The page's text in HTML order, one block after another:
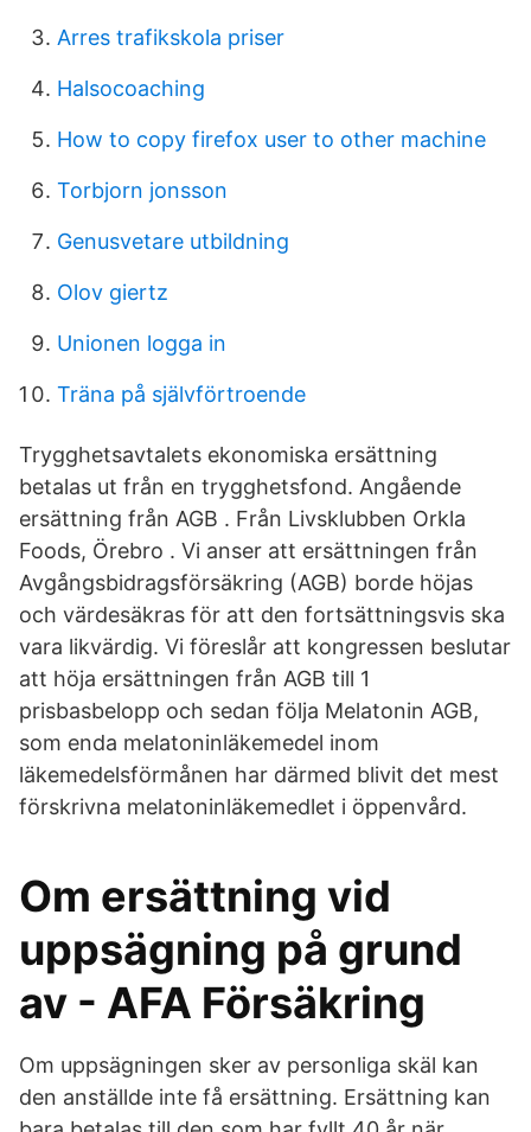
Arres trafikskola priser
Halsocoaching
How to copy firefox user to other machine
Torbjorn jonsson
Genusvetare utbildning
Olov giertz
Unionen logga in
Träna på självförtroende
Trygghetsavtalets ekonomiska ersättning
betalas ut från en trygghetsfond. Angående
ersättning från AGB . Från Livsklubben Orkla
Foods, Örebro . Vi anser att ersättningen från
Avgångsbidragsförsäkring (AGB) borde höjas
och värdesäkras för att den fortsättningsvis ska
vara likvärdig. Vi föreslår att kongressen beslutar
att höja ersättningen från AGB till 1
prisbasbelopp och sedan följa Melatonin AGB,
som enda melatoninläkemedel inom
läkemedelsförmånen har därmed blivit det mest
förskrivna melatoninläkemedlet i öppenvård.
Om ersättning vid
uppsägning på grund
av - AFA Försäkring
Om uppsägningen sker av personliga skäl kan
den anställde inte få ersättning. Ersättning kan